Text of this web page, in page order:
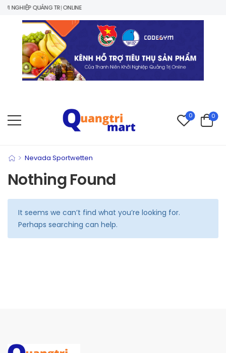
NGHIỆP QUẢNG TRỊ ONLINE
0 0
> Nevada Sportwetten
Nothing Found
It seems we can’t find what you’re looking for.
Perhaps searching can help.